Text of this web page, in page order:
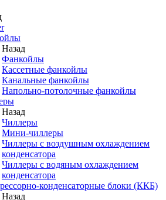
Назад
Фанкойлы
Кассетные фанкойлы
Канальные фанкойлы
Напольно-потолочные фанкойлы
Назад
Чиллеры
Мини-чиллеры
Чиллеры с воздушным охлаждением
конденсатора
Чиллеры с водяным охлаждением
конденсатора
конденсаторные блоки (ККБ)
Назад